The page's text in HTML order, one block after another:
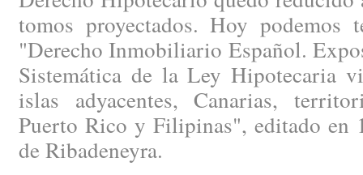
tomos proyectados. Hoy podemos
"Derecho Inmobiliario Español.
Sistemática de la Ley Hipotecaria
islas adyacentes, Canarias,
Puerto Rico y Filipinas", editado en
de Ribadeneyra.